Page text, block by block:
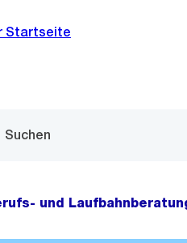
Suchen
und